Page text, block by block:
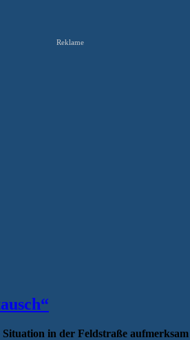
Reklame
in der Feldstraße